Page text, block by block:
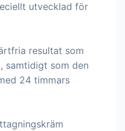
utvecklad för
resultat som
samtidigt som den
24 timmars